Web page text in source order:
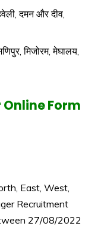
दमन और दीव,
मिजोरम, मेघालय,
Online Form
East, West,
Recruitment
27/08/2022